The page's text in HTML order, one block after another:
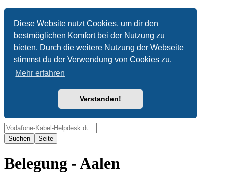
Diese Website nutzt Cookies, um dir den
bestmöglichen Komfort bei der Nutzung zu
bieten. Durch die weitere Nutzung der Webseite
stimmst du der Verwendung von Cookies zu.
Mehr erfahren
Verstanden!
Nicht angemeldet
Anmelden
Belegung - Aalen